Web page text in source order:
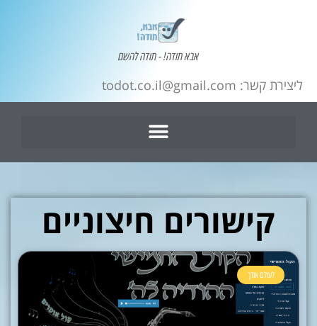
אבא תודה! - תודה להשם
ליצירת קשר: todot.co.il@gmail.com
קישורים חיצוניים
לעולם אודך